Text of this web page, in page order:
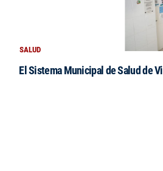
SALUD
El Sistema Municipal de Salud de